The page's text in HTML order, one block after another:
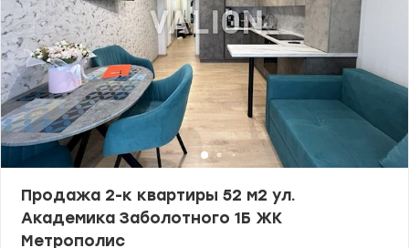
комплекса – супермаркет ТРАШ, Новая Почта, магазины,
кофейни, салоны, аптека, 2 лаборатории, ОК WINE, пиццерия
Марабини, семейное кафе с домашней кухней. Возле дома
Голосеевский лес, территория ВДНХ, рядом Пирогово,
Феофановский ландшафтный парк. До метро транспортом 5
минут, пешком – 25 минут. Цена: 110000 у.е. 06309788380 Ольга
valion.ua/1152731
Продажа 2-к квартиры 52 м2 ул.
Академика Заболотного 1Б ЖК
Метрополис